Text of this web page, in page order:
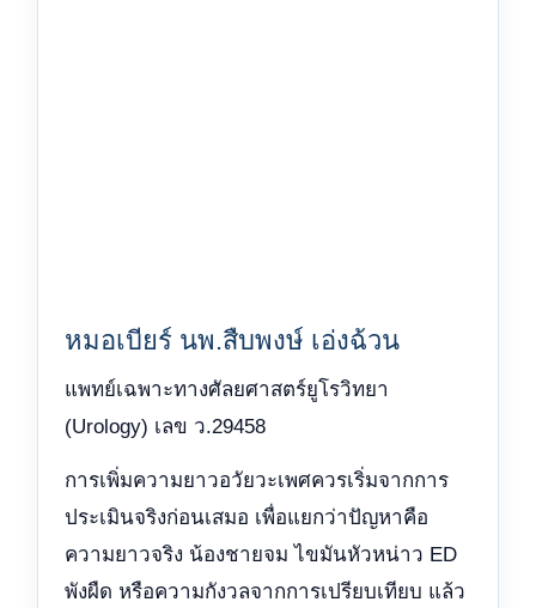
หมอเบียร์ นพ.สืบพงษ์ เอ่งฉ้วน
แพทย์เฉพาะทางศัลยศาสตร์ยูโรวิทยา
(Urology) เลข ว.29458
การเพิ่มความยาวอวัยวะเพศควรเริ่มจากการ
ประเมินจริงก่อนเสมอ เพื่อแยกว่าปัญหาคือ
ความยาวจริง น้องชายจม ไขมันหัวหน่าว ED
พังผืด หรือความกังวลจากการเปรียบเทียบ แล้ว